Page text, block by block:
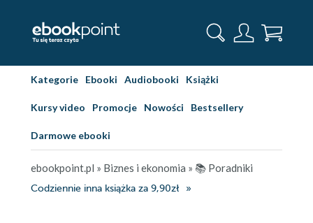
Kategorie Ebooki Audiobooki Książki
Kursy video Promocje Nowości Bestsellery
Darmowe ebooki
ebookpoint.pl » Biznes i ekonomia » 📚 Poradniki
Codziennie inna książka za 9,90zł